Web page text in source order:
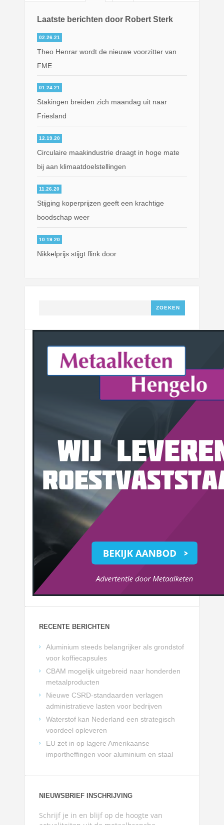
Laatste berichten door Robert Sterk
02.26.21
Theo Henrar wordt de nieuwe voorzitter van
FME
01.24.21
Stakingen breiden zich maandag uit naar
Friesland
12.19.20
Circulaire maakindustrie draagt in hoge mate
bij aan klimaatdoelstellingen
11.26.20
Stijging koperprijzen geeft een krachtige
boodschap weer
10.19.20
Nikkelprijs stijgt flink door
RECENTE BERICHTEN
Aluminium steeds belangrijker als grondstof
voor koffiecapsules
CBAM mogelijk uitgebreid naar honderden
metaalproducten
Nieuwe CSRD-standaarden verlagen
administratieve lasten voor bedrijven
Waterstof kan Nederland een strategisch
voordeel opleveren
EU zet in op lagere Amerikaanse
importheffingen voor aluminium en staal
NIEUWSBRIEF INSCHRIJVING
Schrijf je in en blijf op de hoogte van